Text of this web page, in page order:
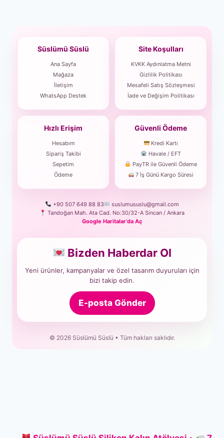
Süslümü Süslü
Ana Sayfa
Mağaza
İletişim
WhatsApp Destek
Site Koşulları
KVKK Aydınlatma Metni
Gizlilik Politikası
Mesafeli Satış Sözleşmesi
İade ve Değişim Politikası
Hızlı Erişim
Hesabım
Sipariş Takibi
Sepetim
Ödeme
Güvenli Ödeme
Kredi Kartı
Havale / EFT
PayTR ile Güvenli Ödeme
7 İş Günü Kargo Süresi
+90 507 649 88 83
suslumususlu@gmail.com
Tandoğan Mah. Ata Cad. No:30/32-A Sincan / Ankara
Google Haritalar’da Aç
Bizden Haberdar Ol
Yeni ürünler, kampanyalar ve özel tasarım duyuruları için
bizi takip edin.
E-posta Gönder
© 2026 Süslümü Süslü • Tüm hakları saklıdır.